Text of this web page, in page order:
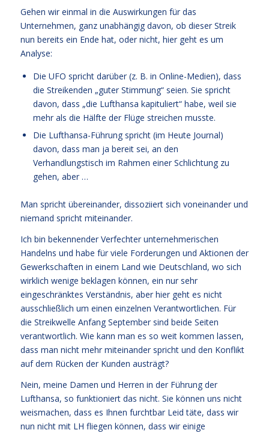
Gehen wir einmal in die Auswirkungen für das
Unternehmen, ganz unabhängig davon, ob dieser Streik
nun bereits ein Ende hat, oder nicht, hier geht es um
Analyse:
Die UFO spricht darüber (z. B. in Online-Medien), dass
die Streikenden „guter Stimmung“ seien. Sie spricht
davon, dass „die Lufthansa kapituliert“ habe, weil sie
mehr als die Hälfte der Flüge streichen musste.
Die Lufthansa-Führung spricht (im Heute Journal)
davon, dass man ja bereit sei, an den
Verhandlungstisch im Rahmen einer Schlichtung zu
gehen, aber …
Man spricht übereinander, dissoziiert sich voneinander und
niemand spricht miteinander.
Ich bin bekennender Verfechter unternehmerischen
Handelns und habe für viele Forderungen und Aktionen der
Gewerkschaften in einem Land wie Deutschland, wo sich
wirklich wenige beklagen können, ein nur sehr
eingeschränktes Verständnis, aber hier geht es nicht
ausschließlich um einen einzelnen Verantwortlichen. Für
die Streikwelle Anfang September sind beide Seiten
verantwortlich. Wie kann man es so weit kommen lassen,
dass man nicht mehr miteinander spricht und den Konflikt
auf dem Rücken der Kunden austrägt?
Nein, meine Damen und Herren in der Führung der
Lufthansa, so funktioniert das nicht. Sie können uns nicht
weismachen, dass es Ihnen furchtbar Leid täte, dass wir
nun nicht mit LH fliegen können, dass wir einige